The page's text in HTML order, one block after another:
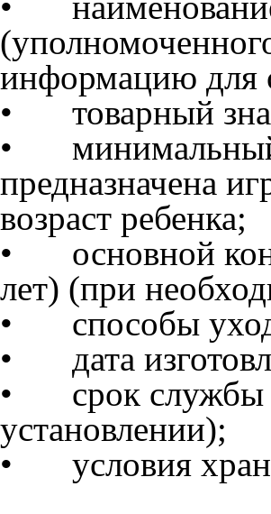
информацию для
•
товарный
•
предназначена
возраст ребенка;
•
основной
лет) (при
•
способы
•
дата
•
срок
установлении);
•
условия